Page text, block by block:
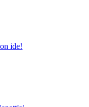
ide!